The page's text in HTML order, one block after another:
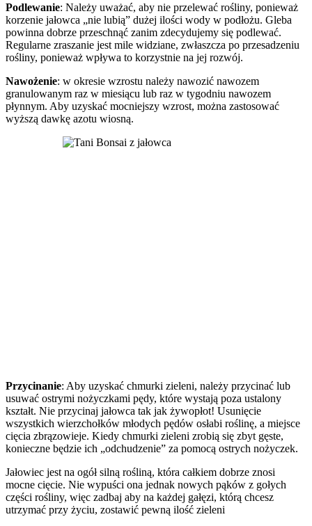
Podlewanie: Należy uważać, aby nie przelewać rośliny, ponieważ
korzenie jałowca „nie lubią” dużej ilości wody w podłożu. Gleba
powinna dobrze przeschnąć zanim zdecydujemy się podlewać.
Regularne zraszanie jest mile widziane, zwłaszcza po przesadzeniu
rośliny, ponieważ wpływa to korzystnie na jej rozwój.
Nawożenie: w okresie wzrostu należy nawozić nawozem
granulowanym raz w miesiącu lub raz w tygodniu nawozem
płynnym. Aby uzyskać mocniejszy wzrost, można zastosować
wyższą dawkę azotu wiosną.
Przycinanie: Aby uzyskać chmurki zieleni, należy przycinać lub
usuwać ostrymi nożyczkami pędy, które wystają poza ustalony
kształt. Nie przycinaj jałowca tak jak żywopłot! Usunięcie
wszystkich wierzchołków młodych pędów osłabi roślinę, a miejsce
cięcia zbrązowieje. Kiedy chmurki zieleni zrobią się zbyt gęste,
konieczne będzie ich „odchudzenie” za pomocą ostrych nożyczek.
Jałowiec jest na ogół silną rośliną, która całkiem dobrze znosi
mocne cięcie. Nie wypuści ona jednak nowych pąków z gołych
części rośliny, więc zadbaj aby na każdej gałęzi, którą chcesz
utrzymać przy życiu, zostawić pewną ilość zieleni